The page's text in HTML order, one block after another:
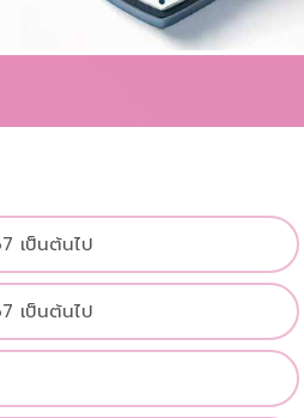
เป็นต้นไป
เป็นต้นไป